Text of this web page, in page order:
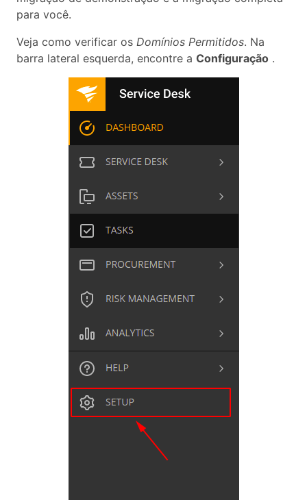
para você.
Veja como verificar os Domínios Permitidos. Na
barra lateral esquerda, encontre a Configuração .